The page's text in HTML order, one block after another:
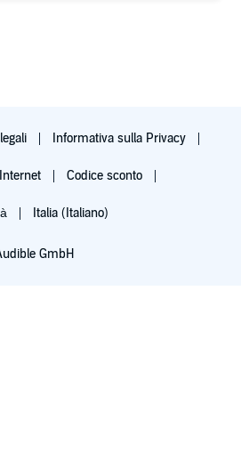
Informativa sulla Privacy
Codice sconto
Italia (Italiano)
GmbH